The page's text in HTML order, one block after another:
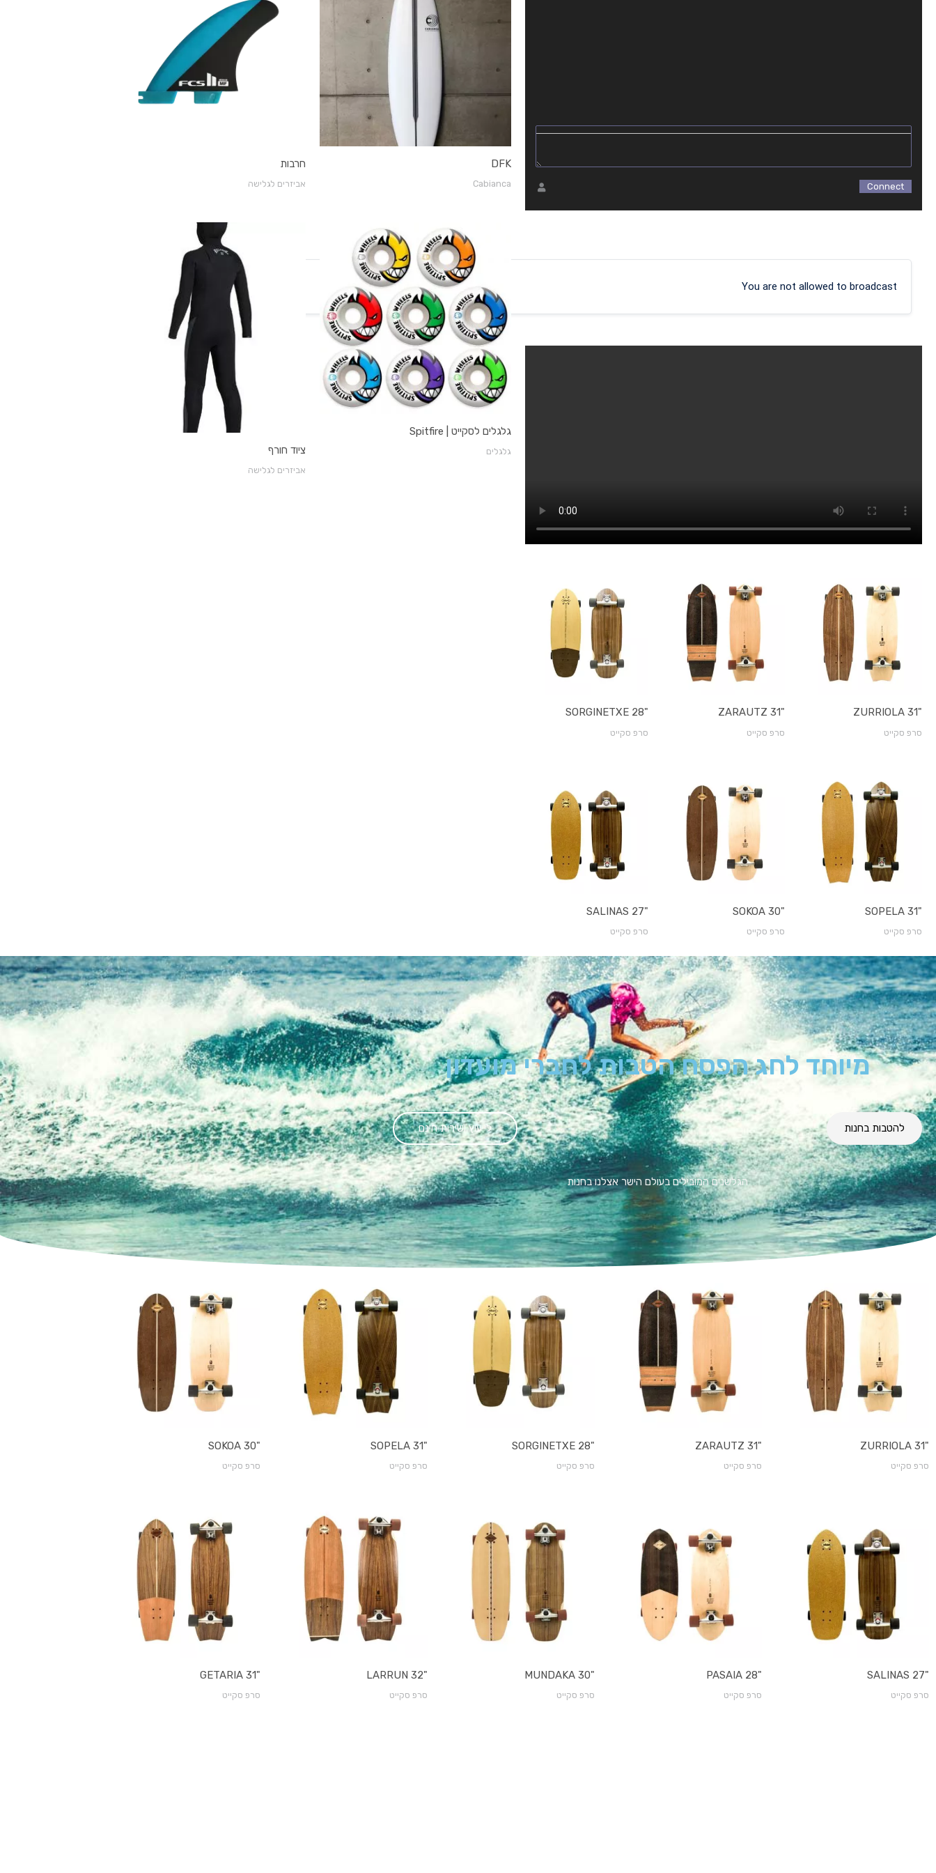
Connect
You are not allowed to broadcast
"ZURRIOLA 31
סרפ סקייט
"ZARAUTZ 31
סרפ סקייט
"SORGINETXE 28
סרפ סקייט
"SOPELA 31
סרפ סקייט
"SOKOA 30
סרפ סקייט
"SALINAS 27
סרפ סקייט
DFK
Cabianca
חרבות
אביזרים לגלישה
גלגלים לסקייט | Spitfire
גלגלים ציוד חורף
אביזרים לגלישה
מיוחד לחג הפסח הטבות לחברי מועדון
להטבות בחנות לייעוץ ושירות חינם
הגלשנים המובילים בעולם הישר אצלנו בחנות
"ZURRIOLA 31
סרפ סקייט
"ZARAUTZ 31
סרפ סקייט
"SORGINETXE 28
סרפ סקייט
"SOPELA 31
סרפ סקייט
"SOKOA 30
סרפ סקייט
"SALINAS 27
סרפ סקייט
"PASAIA 28
סרפ סקייט
"MUNDAKA 30
סרפ סקייט
"LARRUN 32
סרפ סקייט
"GETARIA 31
סרפ סקייט